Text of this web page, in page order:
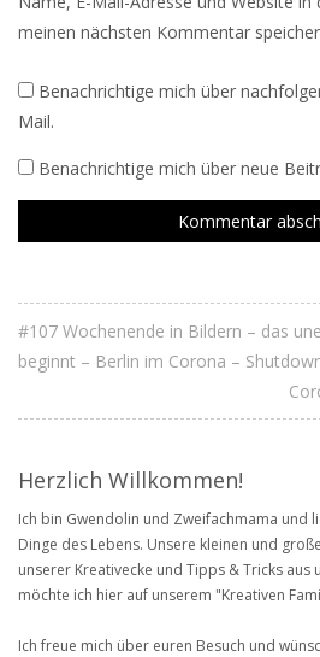
meinen nächsten Kommentar
Benachrichtige mich über
Mail.
Benachrichtige mich über neue
#107 Wochenende in Bildern – das
beginnt – Berlin im Corona –
Herzlich Willkommen!
Ich bin Gwendolin und Zweifachmama und
Dinge des Lebens. Unsere kleinen und
unserer Kreativecke und Tipps & Tricks aus
möchte ich hier auf unserem "Kreativen
Ich freue mich über euren Besuch und